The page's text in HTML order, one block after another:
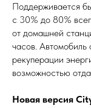
Поддерживается
с 30% до 80%
от домашней
часов. Автомобиль
рекуперации
возможностью
Новая версия